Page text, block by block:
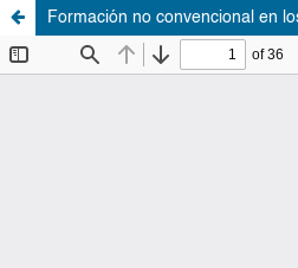
Formación no convencional en